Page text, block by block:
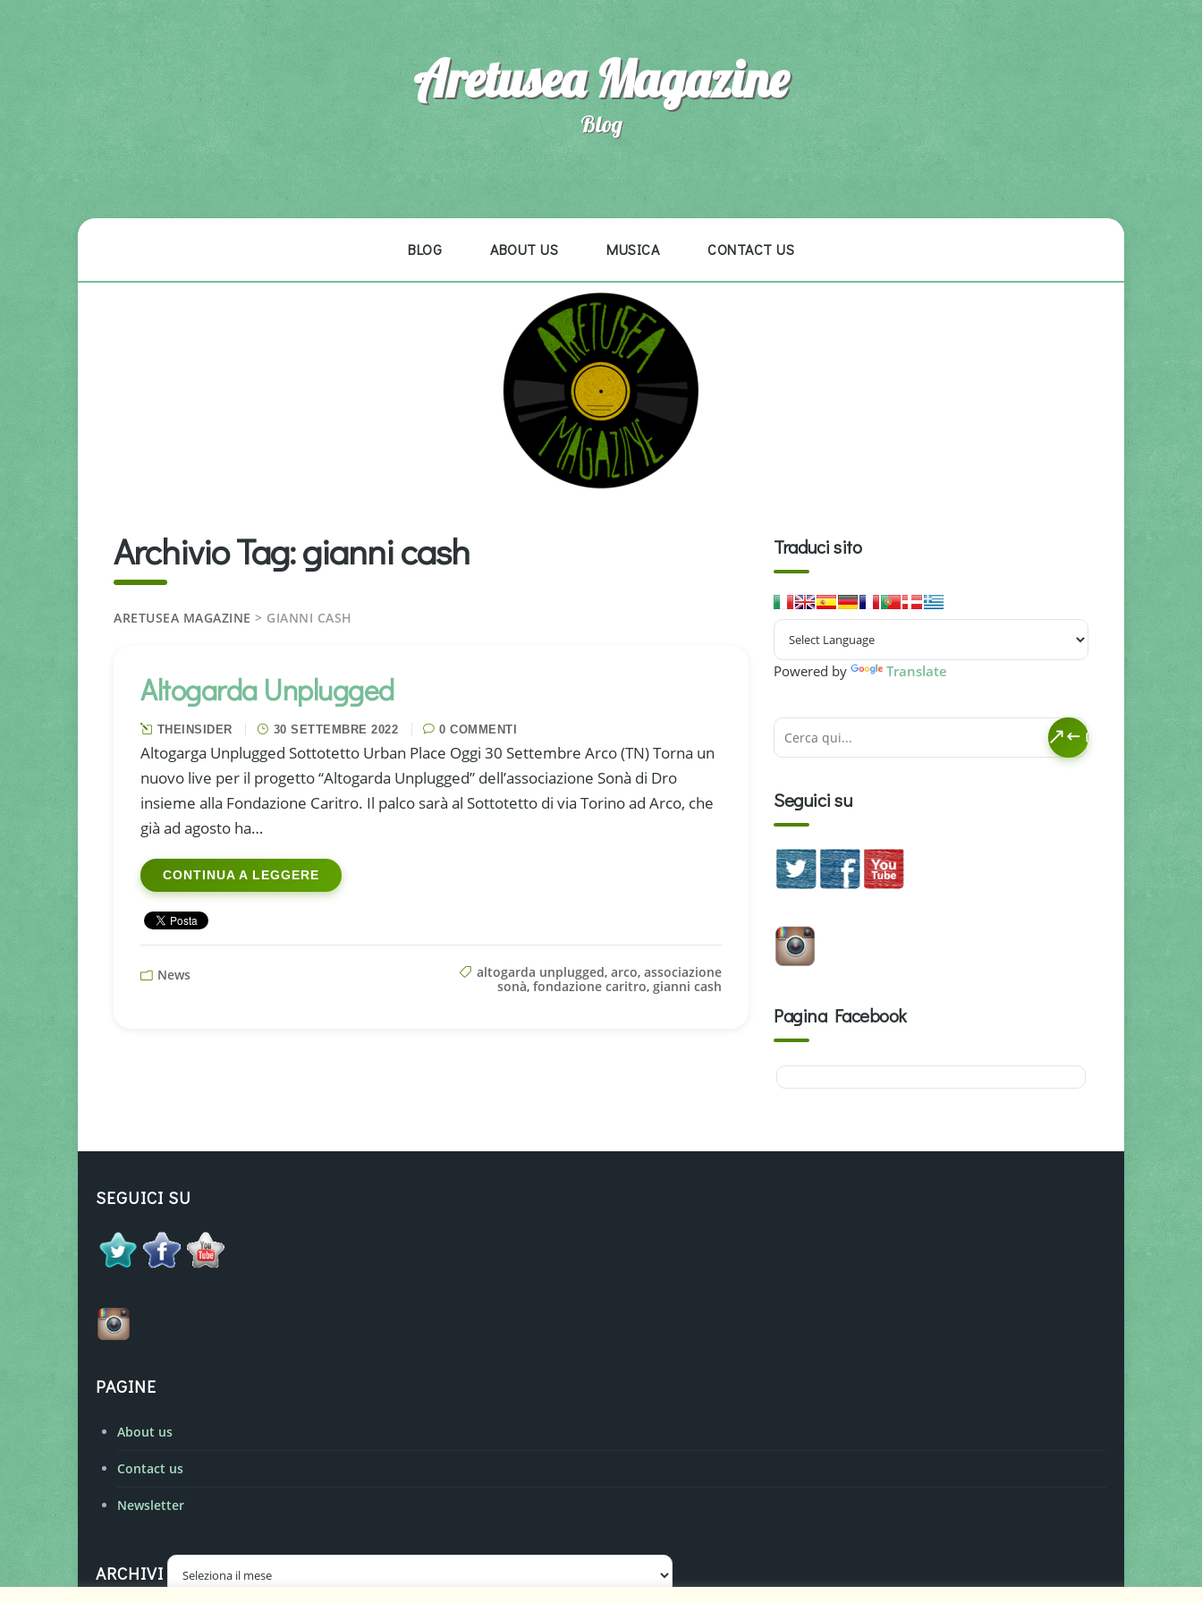
Aretusea Magazine
Blog
BLOG ABOUT US MUSICA CONTACT US
Archivio Tag:gianni cash
ARETUSEA MAGAZINE > GIANNI CASH
Altogarda Unplugged
THEINSIDER 30 SETTEMBRE 2022 0 COMMENTI
Altogarga Unplugged Sottotetto Urban Place Oggi 30 Settembre Arco (TN) Torna un
nuovo live per il progetto “Altogarda Unplugged” dell’associazione Sonà di Dro
insieme alla Fondazione Caritro. Il palco sarà al Sottotetto di via Torino ad Arco, che
già ad agosto ha…
CONTINUA A LEGGERE
News altogarda unplugged, arco, associazione
sonà, fondazione caritro, gianni cash
Traduci sito
Powered by Translate
Seguici su
Pagina Facebook
SEGUICI SU
PAGINE
About us
Contact us
Newsletter
ARCHIVI Archivi